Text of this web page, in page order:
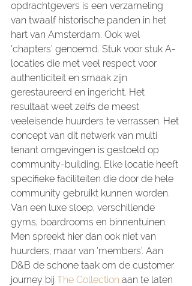
opdrachtgevers is een verzameling
van twaalf historische panden in het
hart van Amsterdam. Ook wel
‘chapters’ genoemd. Stuk voor stuk A-
locaties die met veel respect voor
authenticiteit en smaak zijn
gerestaureerd en ingericht. Het
resultaat weet zelfs de meest
veeleisende huurders te verrassen. Het
concept van dit netwerk van multi
tenant omgevingen is gestoeld op
community-building. Elke locatie heeft
specifieke faciliteiten die door de hele
community gebruikt kunnen worden.
Van een luxe sloep, verschillende
gyms, boardrooms en binnentuinen.
Men spreekt hier dan ook niet van
huurders, maar van ‘members’. Aan
D&B de schone taak om de customer
journey bij The Collection aan te laten